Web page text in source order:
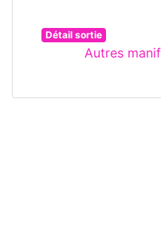
Détail sortie
Autres